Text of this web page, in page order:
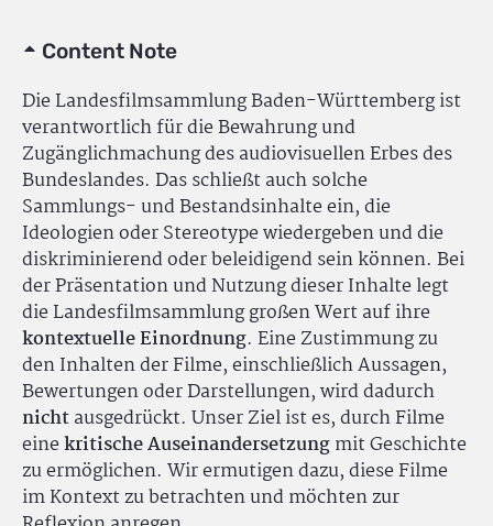
Content Note
Die Landesfilmsammlung Baden-Württemberg ist
verantwortlich für die Bewahrung und
Zugänglichmachung des audiovisuellen Erbes des
Bundeslandes. Das schließt auch solche
Sammlungs- und Bestandsinhalte ein, die
Ideologien oder Stereotype wiedergeben und die
diskriminierend oder beleidigend sein können. Bei
der Präsentation und Nutzung dieser Inhalte legt
die Landesfilmsammlung großen Wert auf ihre
kontextuelle Einordnung. Eine Zustimmung zu
den Inhalten der Filme, einschließlich Aussagen,
Bewertungen oder Darstellungen, wird dadurch
nichtausgedrückt. Unser Ziel ist es, durch Filme
einekritische Auseinandersetzungmit Geschichte
zu ermöglichen. Wir ermutigen dazu, diese Filme
im Kontext zu betrachten und möchten zur